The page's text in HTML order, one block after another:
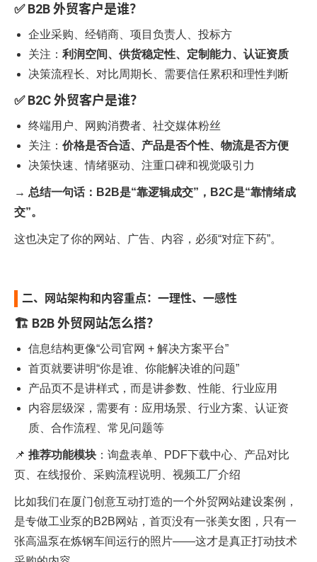
✅ B2B 外贸客户是谁？
企业采购、经销商、项目负责人、投标方
关注： 利润空间、供货稳定性、定制能力、认证资质
决策流程长、对比周期长、需要信任累积和理性判断
✅ B2C 外贸客户是谁？
终端用户、网购消费者、社交媒体粉丝
关注： 价格是否合适、产品是否个性、物流是否方便
决策快速、情绪驱动、注重口碑和视觉吸引力
→ 总结一句话：B2B是“靠逻辑成交”，B2C是“靠情绪成
交”。
这也决定了你的网站、广告、内容，必须“对症下药”。
二、网站架构和内容重点：一理性、一感性
🏗 B2B 外贸网站怎么搭？
信息结构更像“公司官网 + 解决方案平台”
首页就要讲明“你是谁、你能解决谁的问题”
产品页不是讲样式，而是讲参数、性能、行业应用
内容层级深，需要有：应用场景、行业方案、认证资
质、合作流程、常见问题等
📌 推荐功能模块 ：询盘表单、PDF下载中心、产品对比
页、在线报价、采购流程说明、视频工厂介绍
比如我们在厦门创意互动打造的一个外贸网站建设案例，
是专做工业泵的B2B网站，首页没有一张美女图，只有一
张高温泵在炼钢车间运行的照片——这才是真正打动技术